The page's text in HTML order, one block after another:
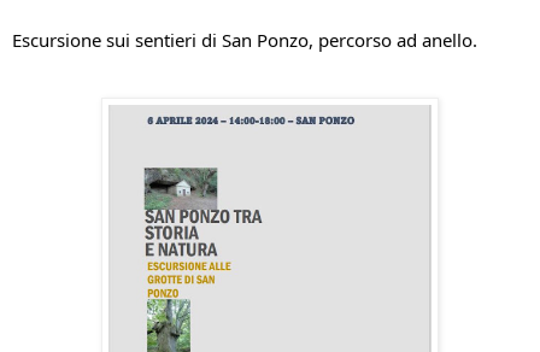
Escursione sui sentieri di San Ponzo, percorso ad anello.